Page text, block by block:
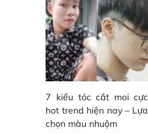
7 kiểu tóc cắt moi cực
hot trend hiện nay – Lựa
chọn màu nhuộm